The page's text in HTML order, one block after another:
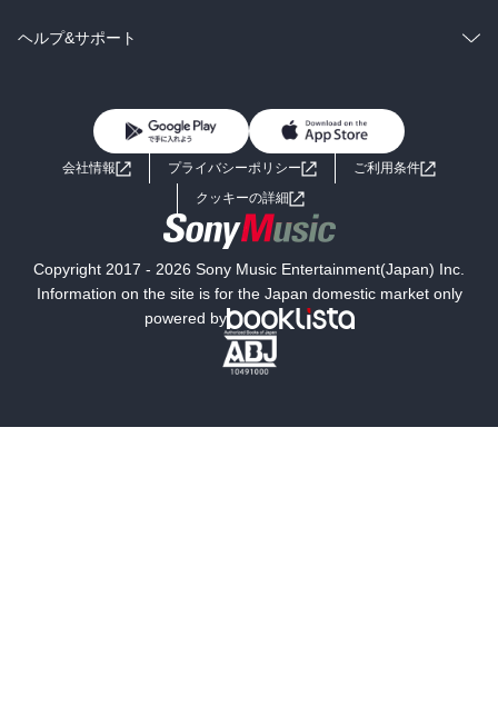
BL・TL
雑誌・グラビア
ラノベ
コミック
ライトノベル 男子向けラノベ
小説
海外小説
ミステリー SF
文学
ヘルプ&サポート
よくあるご質問 お問い合わせ
会社情報 プライバシーポリシー
ご利用条件
クッキーの詳細
Copyright 2017 - 2026 Sony Music Entertainment(Japan) Inc.
Information on the site is for the Japan domestic market only
powered by